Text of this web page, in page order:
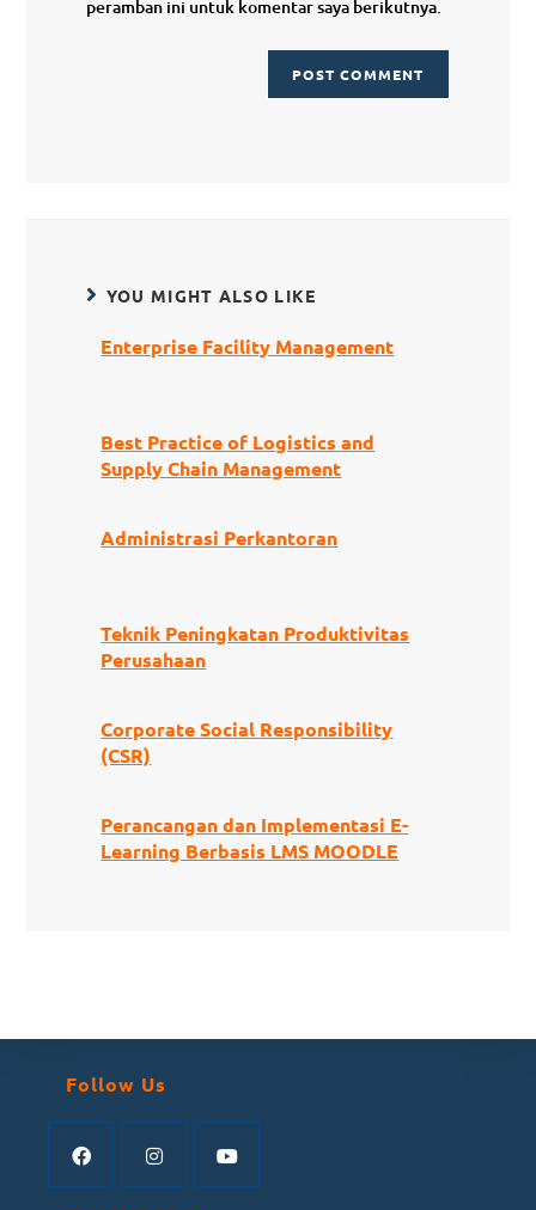
peramban ini untuk komentar saya berikutnya.
YOU MIGHT ALSO LIKE
Enterprise Facility Management
Best Practice of Logistics and
Supply Chain Management
Administrasi Perkantoran
Teknik Peningkatan Produktivitas
Perusahaan
Corporate Social Responsibility
(CSR)
Perancangan dan Implementasi E-
Learning Berbasis LMS MOODLE
Follow Us